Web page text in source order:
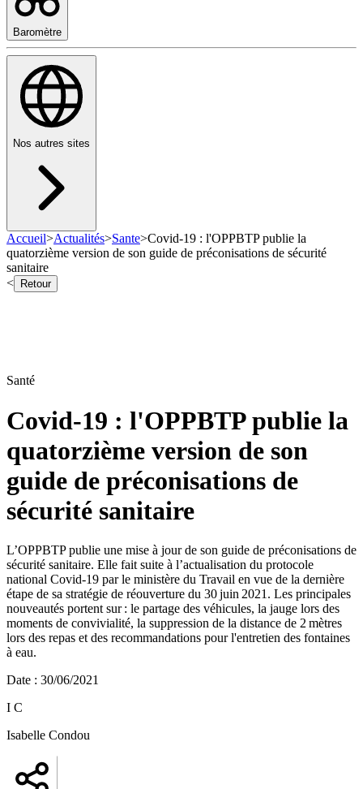
Baromètre
Nos autres sites
Accueil>Actualités>Sante>Covid-19 : l'OPPBTP publie la
quatorzième version de son guide de préconisations de sécurité
sanitaire
<
Retour
Santé
Covid-19 : l'OPPBTP publie la
quatorzième version de son
guide de préconisations de
sécurité sanitaire
L’OPPBTP publie une mise à jour de son guide de préconisations de
sécurité sanitaire. Elle fait suite à l’actualisation du protocole
national Covid-19 par le ministère du Travail en vue de la dernière
étape de sa stratégie de réouverture du 30 juin 2021. Les principales
nouveautés portent sur : le partage des véhicules, la jauge lors des
moments de convivialité, la suppression de la distance de 2 mètres
lors des repas et des recommandations pour l'entretien des fontaines
à eau.
Date : 30/06/2021
I C
Isabelle Condou